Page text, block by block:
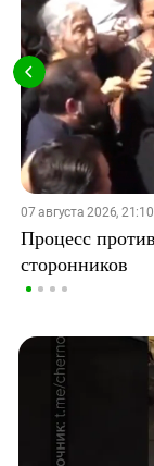
07 августа 2026, 21:10
Процесс
сторонников